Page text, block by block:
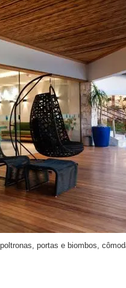
portas e biombos,